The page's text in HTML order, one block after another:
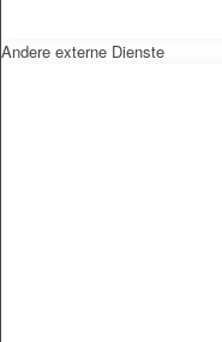
Andere externe Dienste